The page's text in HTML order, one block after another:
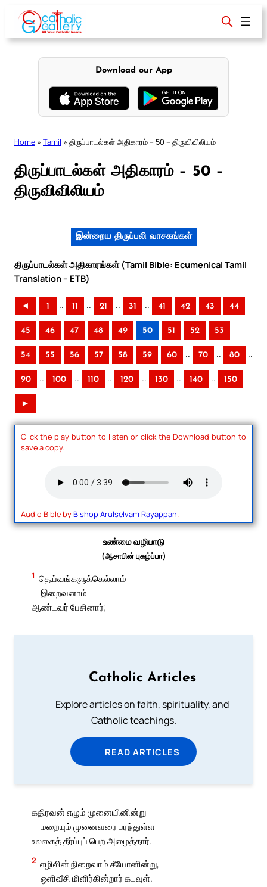
content
Download our App
Home » Tamil » திருப்பாடல்கள் அதிகாரம் – 50 – திருவிவிலியம்
திருப்பாடல்கள் அதிகாரம் – 50 –
திருவிவிலியம்
இன்றைய திருப்பலி வாசகங்கள்
திருப்பாடல்கள் அதிகாரங்கள் (Tamil Bible: Ecumenical Tamil
Translation – ETB)
◄ 1 .. 11 .. 21 .. 31 .. 41 42 43 44
45 46 47 48 49 50 51 52 53
54 55 56 57 58 59 60 .. 70 .. 80 ..
90 .. 100 .. 110 .. 120 .. 130 .. 140 .. 150
►
Click the play button to listen or click the Download button to
save a copy.
Audio Bible byBishop Arulselvam Rayappan.
உண்மை வழிபாடு
(ஆசாபின் புகழ்ப்பா)
1 தெய்வங்களுக்கெல்லாம்
இறைவனாம்
ஆண்டவர் பேசினார்;
Catholic Articles
Explore articles on faith, spirituality, and
Catholic teachings.
READ ARTICLES
கதிரவன் எழும் முனையினின்று
மறையும் முனைவரை பரந்துள்ள
உலகைத் தீர்ப்புப் பெற அழைத்தார்.
2 எழிலின் நிறைவாம் சீயோனின்று,
ஒளிவீசி மிளிர்கின்றார் கடவுள்.